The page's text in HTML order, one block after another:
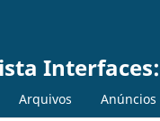
Arquivos Anúncios